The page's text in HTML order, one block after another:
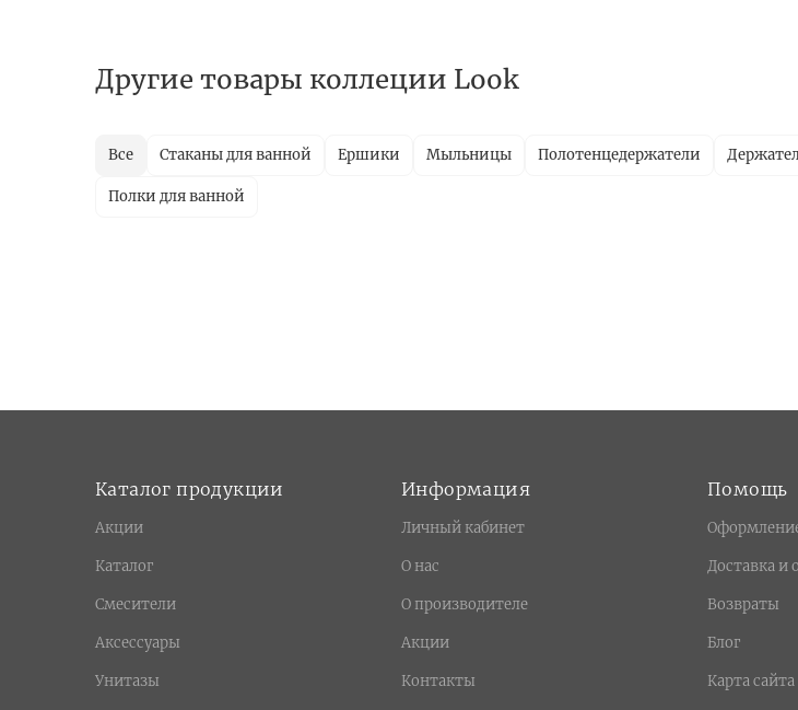
Другие товары коллеции Look
Все Стаканы для ванной Ершики Мыльницы Полотенцедержатели
Полки для ванной
Каталог продукции
Акции
Каталог
Смесители
Аксессуары
Унитазы
Информация
Личный кабинет
О нас
О производителе
Акции
Контакты
Помощь
Доставка и
Возвраты
Блог
Карта сайта